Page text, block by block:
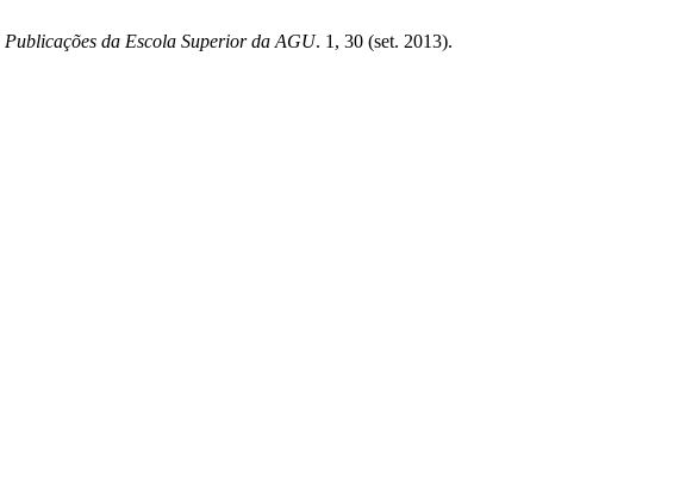
Publicações da Escola Superior da AGU. 1, 30 (set. 2013).